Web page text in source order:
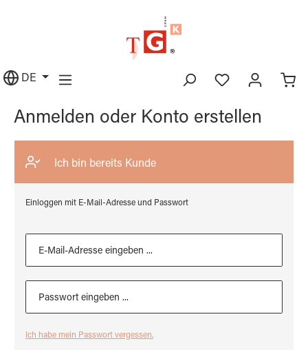
DE
Anmelden oder Konto erstellen
Ich bin bereits Kunde
Einloggen mit E-Mail-Adresse und Passwort
Ich habe mein Passwort vergessen.